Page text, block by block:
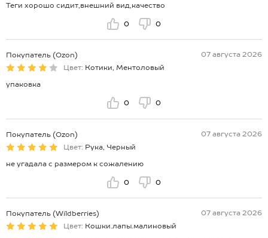
Теги хорошо сидит,внешний вид,качество
0 0
Покупатель (Ozon)
07 августа 2026
Цвет: Котики, Ментоловый
упаковка
0 0
Покупатель (Ozon)
07 августа 2026
Цвет: Рука, Черный
не угадала с размером к сожалению
0 0
Покупатель (Wildberries)
07 августа 2026
Цвет: Кошки.лапы.малиновый